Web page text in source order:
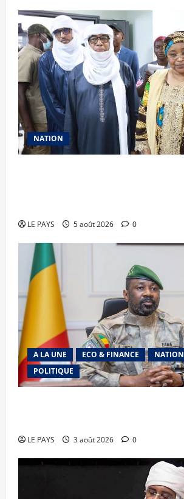
NATION
LE PAYS 5 août 2026 0
A LA UNE ECO & FINANCE
NATION
POLITIQUE
LE PAYS 3 août 2026 0